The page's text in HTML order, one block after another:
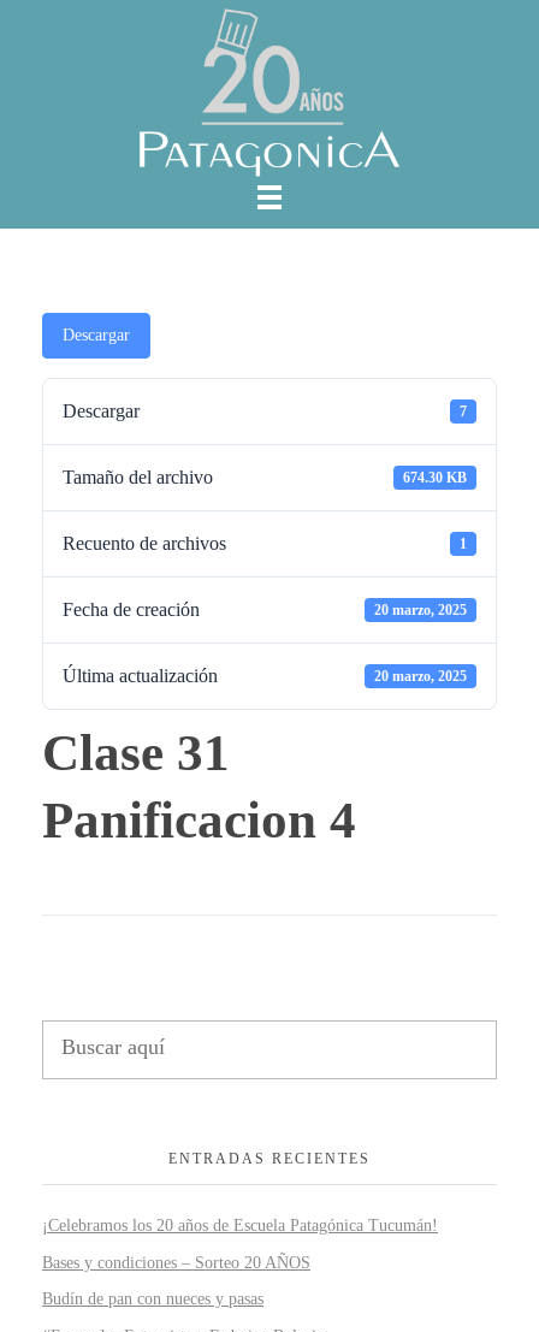
Descargar
Descargar 7
Tamaño del archivo 674.30 KB
Recuento de archivos 1
Fecha de creación 20 marzo, 2025
Última actualización 20 marzo, 2025
Clase 31
Panificacion 4
ENTRADAS RECIENTES
¡Celebramos los 20 años de Escuela Patagónica Tucumán!
Bases y condiciones – Sorteo 20 AÑOS
Budín de pan con nueces y pasas